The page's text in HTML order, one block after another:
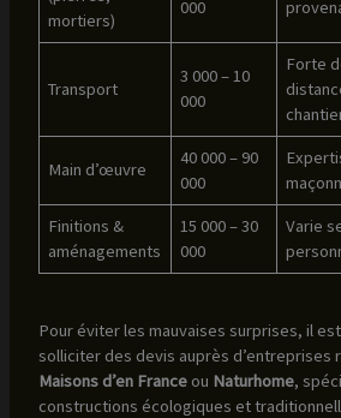
mortiers)
000
Transport
3 000 – 10
000
Forte
Main d’œuvre
40 000 – 90
000
Finitions &
aménagements
15 000 – 30
000
Varie
Pour éviter les mauvaises surprises, il
solliciter des devis auprès d’entreprises
Maisons d’en Franceou Naturhome,
constructions écologiques et